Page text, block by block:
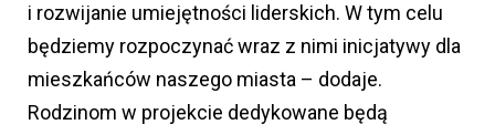
i rozwijanie umiejętności liderskich. W tym celu
będziemy rozpoczynać wraz z nimi inicjatywy dla
mieszkańców naszego miasta – dodaje.
Rodzinom w projekcie dedykowane będą